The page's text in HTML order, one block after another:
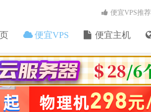
便宜VPS 便宜主机
便宜VPS推荐